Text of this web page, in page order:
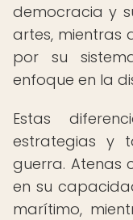
democracia y
artes, mientras
por su
enfoque en la
Estas
estrategias y
guerra. Atenas
en su
marítimo,